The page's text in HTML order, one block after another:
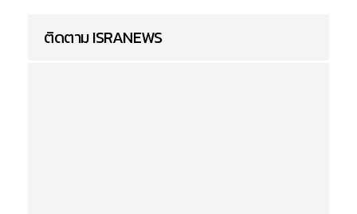
ติดตาม ISRANEWS